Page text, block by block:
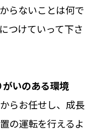
らないことは何で
つけていって下さ
いのある環境
らお任せし、成長
の運転を行えるよ